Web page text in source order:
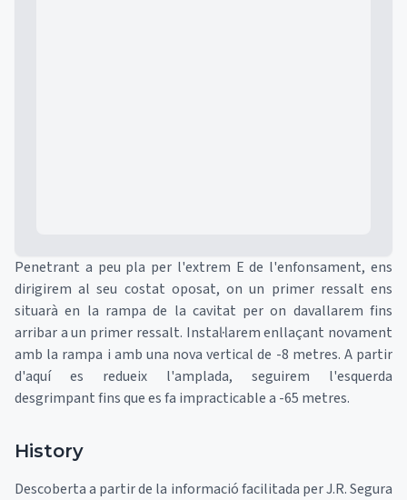
Penetrant a peu pla per l'extrem E de l'enfonsament, ens
dirigirem al seu costat oposat, on un primer ressalt ens
situarà en la rampa de la cavitat per on davallarem fins
arribar a un primer ressalt. Instal·larem enllaçant novament
amb la rampa i amb una nova vertical de -8 metres. A partir
d'aquí es redueix l'amplada, seguirem l'esquerda
desgrimpant fins que es fa impracticable a -65 metres.
History
Descoberta a partir de la informació facilitada per J.R. Segura